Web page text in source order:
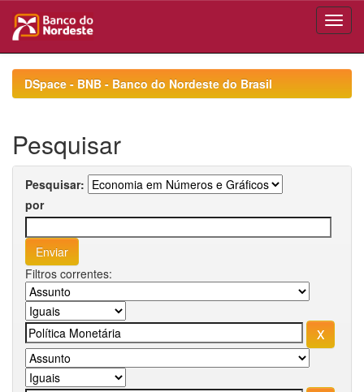
navigationDSpace - BNB - Banco do Nordeste do Brasil
Pesquisar
Pesquisar:
por
Filtros correntes: